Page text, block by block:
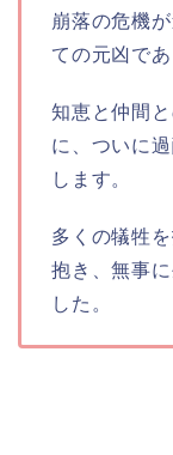
崩落の危機
ての元凶で
知恵と仲間
に、ついに
します。
多くの犠牲
抱き、無事
した。